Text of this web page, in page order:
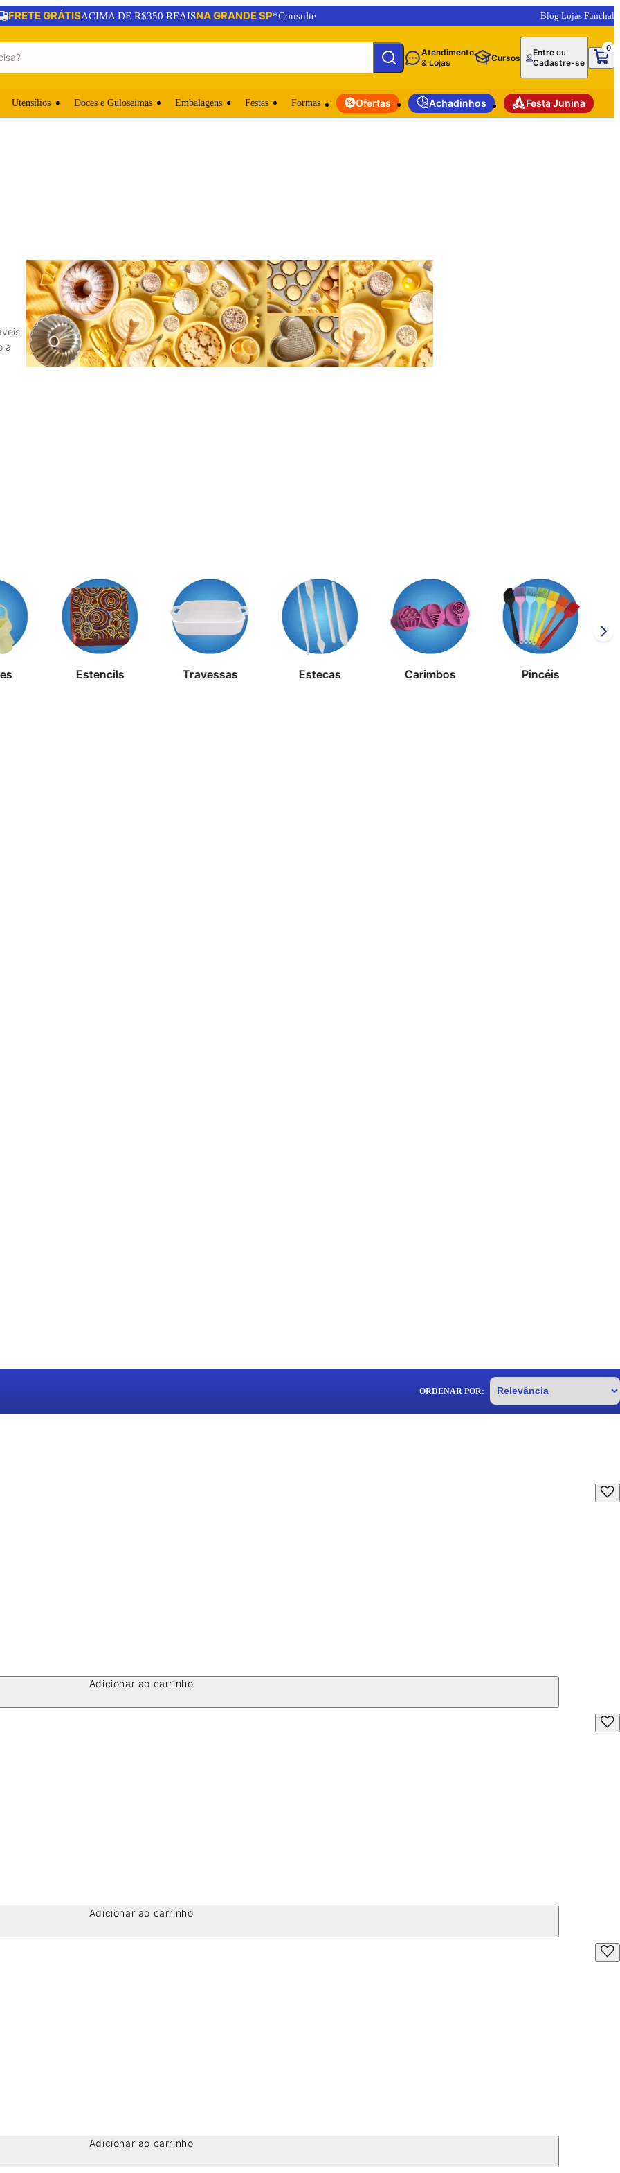
FRETE GRÁTISACIMA DE R$350 REAISNA GRANDE SP*Consulte Blog Lojas Funchal
Atendimento
& Lojas
Cursos Entreou
Cadastre-se
0
Utensílios Doces e Guloseimas Embalagens Festas Formas Ofertas Achadinhos Festa Junina
a
Estencils Travessas Estecas Carimbos Pincéis
ORDENAR POR:
Adicionar ao carrinho
Adicionar ao carrinho
Adicionar ao carrinho